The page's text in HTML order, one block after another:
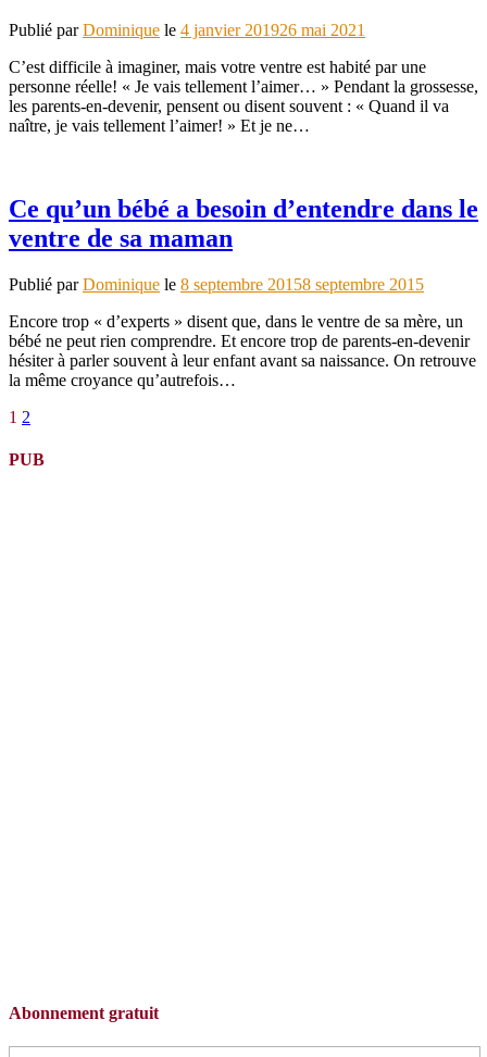
Publié parDominique le 4 janvier 201926 mai 2021
C’est difficile à imaginer, mais votre ventre est habité par une
personne réelle! « Je vais tellement l’aimer… » Pendant la grossesse,
les parents-en-devenir, pensent ou disent souvent : « Quand il va
naître, je vais tellement l’aimer! » Et je ne…
Ce qu’un bébé a besoin d’entendre dans le
ventre de sa maman
Publié parDominique le 8 septembre 20158 septembre 2015
Encore trop « d’experts » disent que, dans le ventre de sa mère, un
bébé ne peut rien comprendre. Et encore trop de parents-en-devenir
hésiter à parler souvent à leur enfant avant sa naissance. On retrouve
la même croyance qu’autrefois…
Pagination
des
Page
1 Page
2
PUB
Abonnement gratuit